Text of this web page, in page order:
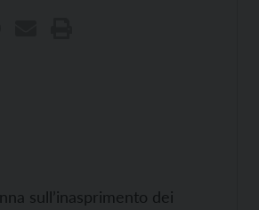
sull’inasprimento dei